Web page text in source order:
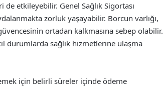
etkileyebilir. Genel Sağlık Sigortası
zorluk yaşayabilir. Borcun varlığı,
ortadan kalkmasına sebep olabilir.
durumlarda sağlık hizmetlerine ulaşma
için belirli süreler içinde ödeme